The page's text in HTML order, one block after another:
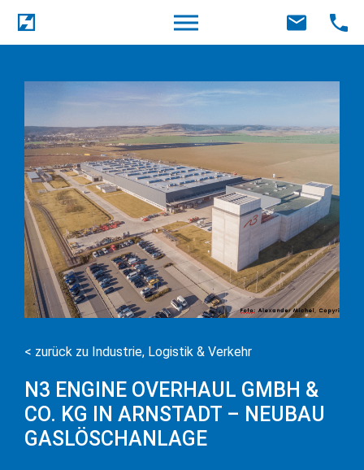
< zurück zu Industrie, Logistik & Verkehr
N3 ENGINE OVERHAUL GMBH &
CO. KG IN ARNSTADT – NEUBAU
GASLÖSCHANLAGE